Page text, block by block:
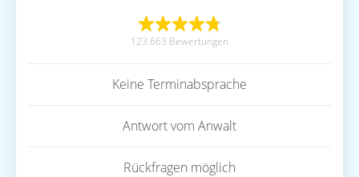
123.663 Bewertungen
Keine Terminabsprache
Antwort vom Anwalt
Rückfragen möglich